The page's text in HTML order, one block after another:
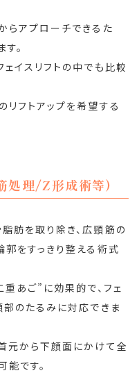
らアプローチできるた
。
イスリフトの中でも比較
フトアップを希望する
処理/Z形成術等)
肪を取り除き、広頸筋の
をすっきり整える術式
あご”に効果的で、フェ
部のたるみに対応できま
元から下顔面にかけて全
です。